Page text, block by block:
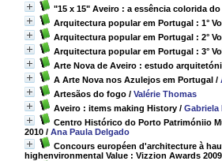
"15 x 15" Aveiro : a essência colorida
Arquitectura popular em Portugal : 1°
Arquitectura popular em Portugal : 2°
Arquitectura popular em Portugal : 3°
Arte Nova de Aveiro : estudo
A Arte Nova nos Azulejos em Portugal /
Artesãos do fogo / Valérie Thomas
Aveiro : items making History / Gabriela
Centro Histórico do Porto Patrimóniio
2010 / Ana Paula Delgado
Concours européen d'architecture à
highenvironmental Value : Vizzion Awards 2009